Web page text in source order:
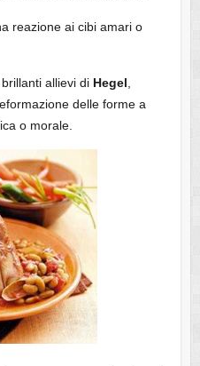
reazione ai cibi amari o
allievi di Hegel
delle forme a
o morale.